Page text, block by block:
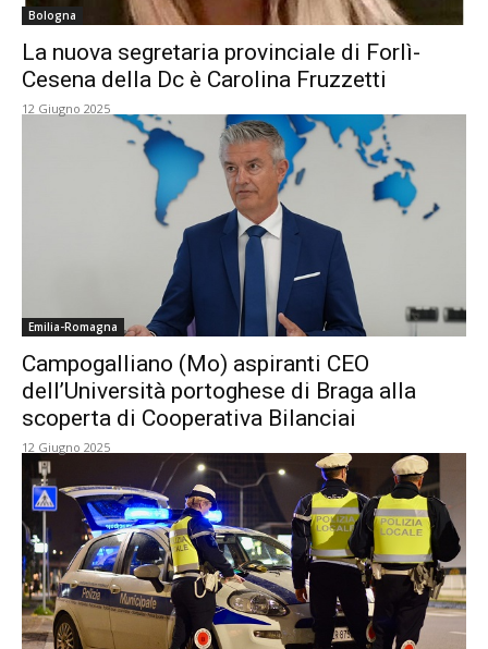
Bologna
La nuova segretaria provinciale di Forlì-
Cesena della Dc è Carolina Fruzzetti
12 Giugno 2025
Emilia-Romagna
Campogalliano (Mo) aspiranti CEO
dell’Università portoghese di Braga alla
scoperta di Cooperativa Bilanciai
12 Giugno 2025